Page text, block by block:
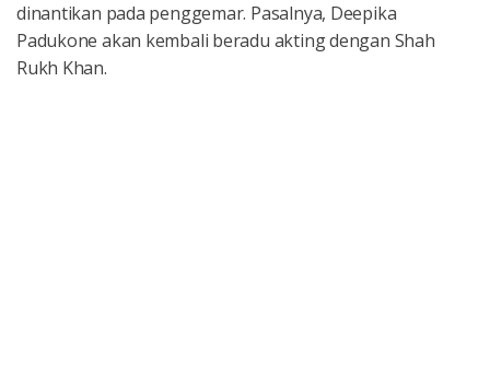
dinantikan pada penggemar. Pasalnya, Deepika
Padukone akan kembali beradu akting dengan Shah
Rukh Khan.